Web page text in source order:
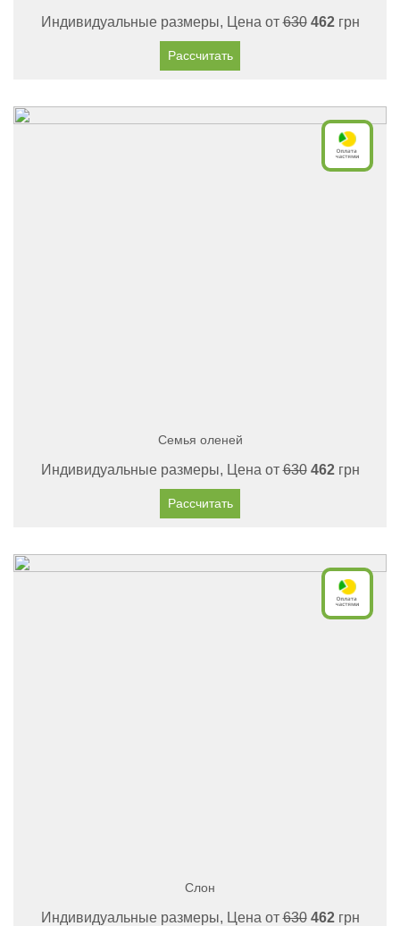
Индивидуальные размеры, Цена от630 462грн
Рассчитать
Семья оленей
Индивидуальные размеры, Цена от630 462грн
Рассчитать
Слон
Индивидуальные размеры, Цена от630 462грн